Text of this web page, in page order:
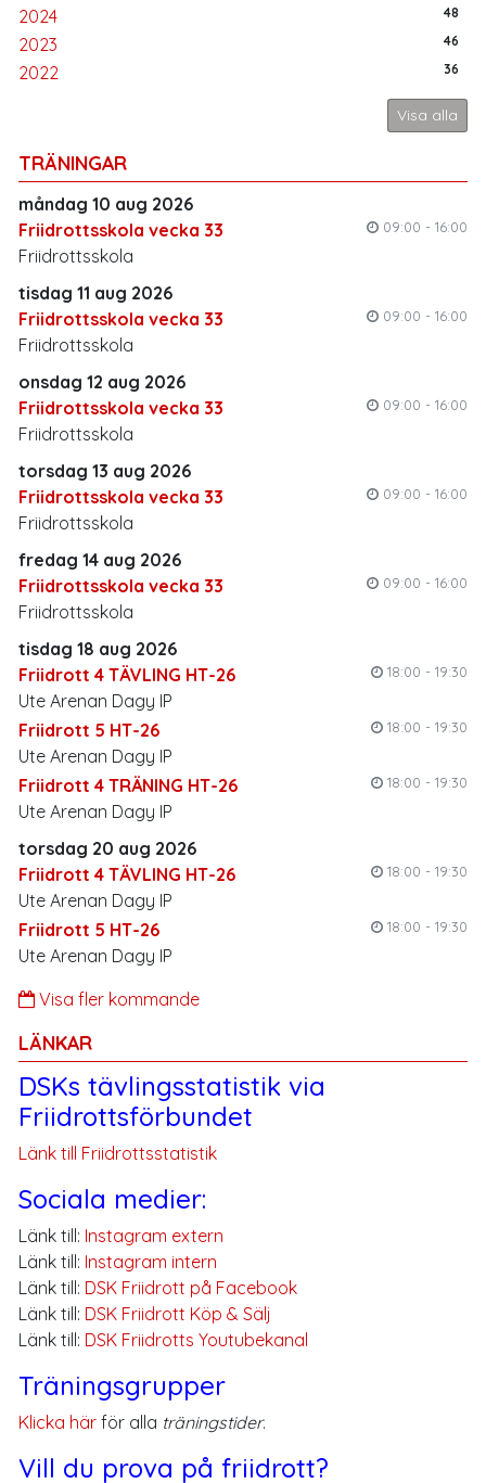
2024 48
2023 46
2022 36
Visa alla
TRÄNINGAR
måndag 10 aug 2026
Friidrottsskola vecka 33
09:00 - 16:00
Friidrottsskola
tisdag 11 aug 2026
Friidrottsskola vecka 33
09:00 - 16:00
Friidrottsskola
onsdag 12 aug 2026
Friidrottsskola vecka 33
09:00 - 16:00
Friidrottsskola
torsdag 13 aug 2026
Friidrottsskola vecka 33
09:00 - 16:00
Friidrottsskola
fredag 14 aug 2026
Friidrottsskola vecka 33
09:00 - 16:00
Friidrottsskola
tisdag 18 aug 2026
Friidrott 4 TÄVLING HT-26
18:00 - 19:30
Ute Arenan Dagy IP
Friidrott 5 HT-26
18:00 - 19:30
Ute Arenan Dagy IP
Friidrott 4 TRÄNING HT-26
18:00 - 19:30
Ute Arenan Dagy IP
torsdag 20 aug 2026
Friidrott 4 TÄVLING HT-26
18:00 - 19:30
Ute Arenan Dagy IP
Friidrott 5 HT-26
18:00 - 19:30
Ute Arenan Dagy IP
Visa fler kommande
LÄNKAR
DSKs tävlingsstatistik via
Friidrottsförbundet
Länk till Friidrottsstatistik
Sociala medier:
Länk till: Instagram extern
Länk till: Instagram intern
Länk till: DSK Friidrott på Facebook
Länk till: DSK Friidrott Köp & Sälj
Länk till: DSK Friidrotts Youtubekanal
Träningsgrupper
Klicka här för alla träningstider.
Vill du prova på friidrott?